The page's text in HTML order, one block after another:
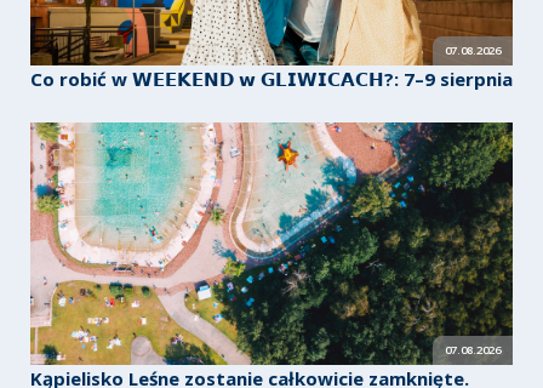
07.08.2026
Co robić w 𝗪𝗘𝗘𝗞𝗘𝗡𝗗 𝘄 𝗚𝗟𝗜𝗪𝗜𝗖𝗔𝗖𝗛?: 7–9 sierpnia
07.08.2026
Kąpielisko Leśne zostanie całkowicie zamknięte.